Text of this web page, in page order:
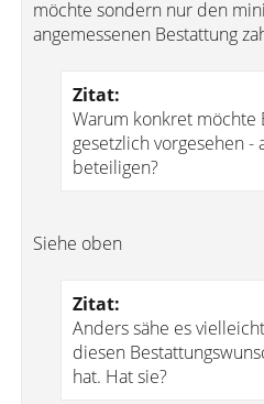
möchte sondern nur den
angemessenen Bestattung
Zitat:
Warum konkret möchte
gesetzlich vorgesehen -
beteiligen?
Siehe oben
Zitat:
Anders sähe es
diesen
hat. Hat sie?